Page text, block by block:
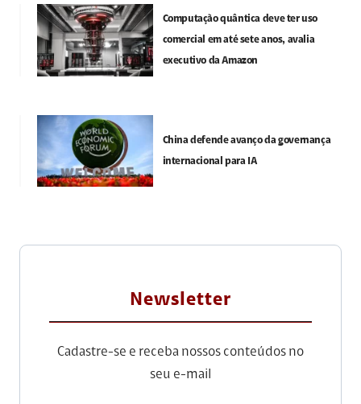
Computação quântica deve ter uso
comercial em até sete anos, avalia
executivo da Amazon
China defende avanço da governança
internacional para IA
Newsletter
Cadastre-se e receba nossos conteúdos no
seu e-mail